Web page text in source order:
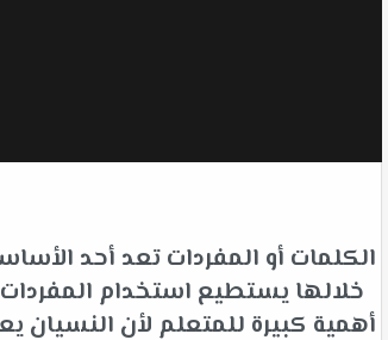
الكلمات أو المفردات تعد أحد
خلالها يستطيع استخدام
أهمية كبيرة للمتعلم لأن